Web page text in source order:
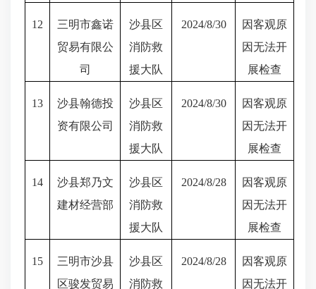
12
三明市鑫诺
贸易有限公
司
沙县区
消防救
援大队
2024/8/30
因客观原
因无法开
展检查
13
沙县翰德投
资有限公司
沙县区
消防救
援大队
2024/8/30
因客观原
因无法开
展检查
14
沙县郑乃文
建材经营部
沙县区
消防救
援大队
2024/8/28
因客观原
因无法开
展检查
15
三明市沙县
区骏发贸易
沙县区
消防救
2024/8/28
因客观原
因无法开